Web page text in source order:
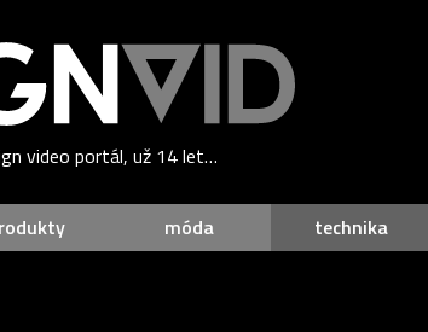
video portál, už 14 let…
móda technika